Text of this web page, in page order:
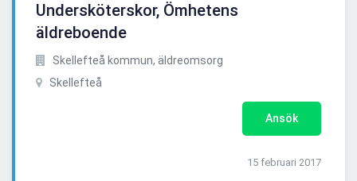
Undersköterskor, Ömhetens
äldreboende
Skellefteå kommun, äldreomsorg
Skellefteå
Ansök
15 februari 2017